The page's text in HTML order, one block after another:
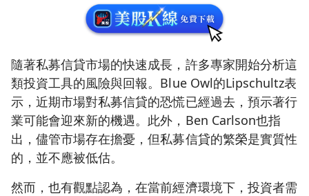
隨著私募信貸市場的快速成長，許多專家開始分析這
類投資工具的風險與回報。Blue Owl的Lipschultz表
示，近期市場對私募信貸的恐慌已經過去，預示著行
業可能會迎來新的機遇。此外，Ben Carlson也指
出，儘管市場存在擔憂，但私募信貸的繁榮是實質性
的，並不應被低估。
然而，也有觀點認為，在當前經濟環境下，投資者需